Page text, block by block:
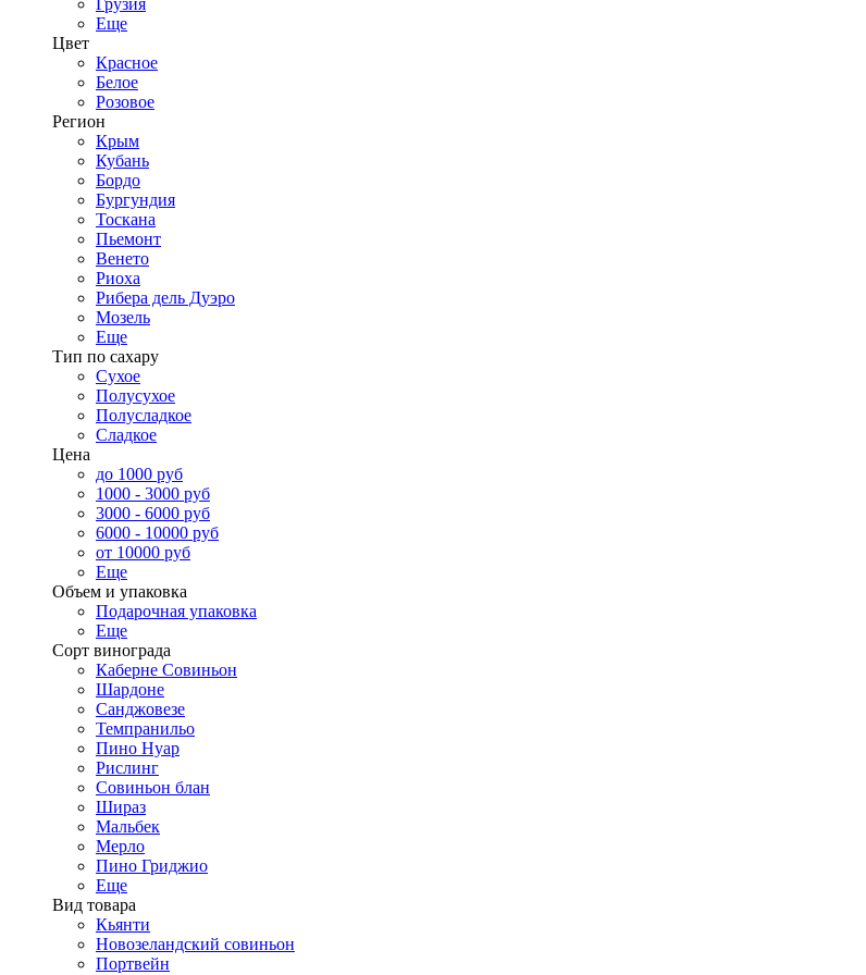
Грузия
Еще
Цвет
Красное
Белое
Розовое
Регион
Крым
Кубань
Бордо
Бургундия
Тоскана
Пьемонт
Венето
Риоха
Рибера дель Дуэро
Мозель
Еще
Тип по сахару
Сухое
Полусухое
Полусладкое
Сладкое
Цена
до 1000 руб
1000 - 3000 руб
3000 - 6000 руб
6000 - 10000 руб
от 10000 руб
Еще
Объем и упаковка
Подарочная упаковка
Еще
Сорт винограда
Каберне Совиньон
Шардоне
Санджовезе
Темпранильо
Пино Нуар
Рислинг
Совиньон блан
Шираз
Мальбек
Мерло
Пино Гриджио
Еще
Вид товара
Кьянти
Новозеландский совиньон
Портвейн